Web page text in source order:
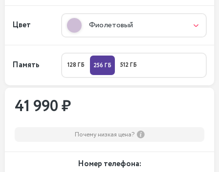
Цвет Фиолетовый
Память 128 ГБ 256 ГБ 512 ГБ
41 990 ₽
Почему низкая цена?
Номер телефона: